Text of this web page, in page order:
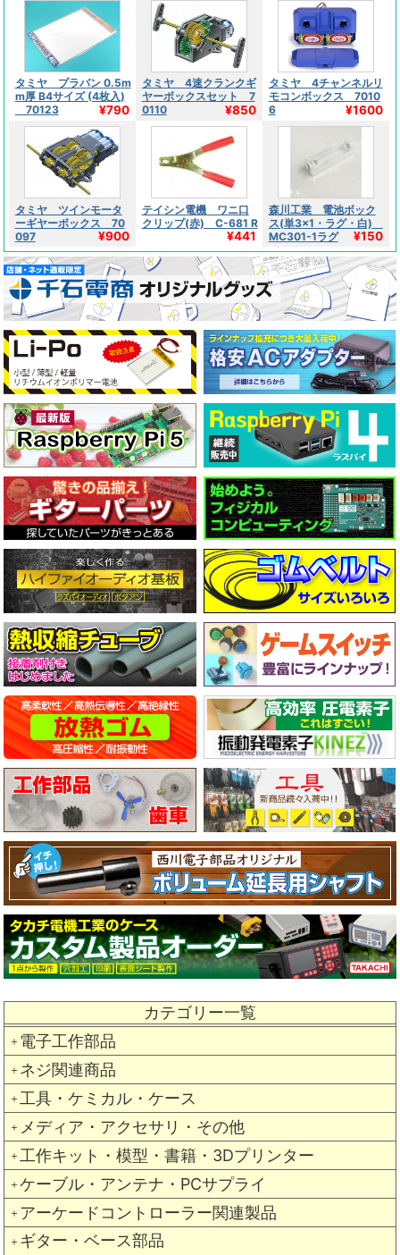
カテゴリー一覧
＋ 電子工作部品
＋ ネジ関連商品
＋ 工具・ケミカル・ケース
＋ メディア・アクセサリ・その他
＋ 工作キット・模型・書籍・3Dプリンター
＋ ケーブル・アンテナ・PCサプライ
＋ アーケードコントローラー関連製品
＋ ギター・ベース部品
タミヤ プラバン 0.5m
m厚 B4サイズ (4枚入)
70123
¥790
タミヤ 4速クランクギ
ヤーボックスセット 7
0110
¥850
タミヤ 4チャンネルリ
モコンボックス 7010
6
¥1600
タミヤ ツインモータ
ーギヤーボックス 70
097
¥900
テイシン電機 ワニ口
クリップ(赤) C-681 R
¥441
森川工業 電池ボック
ス(単3×1・ラグ・白)
MC301-1ラグ
¥150